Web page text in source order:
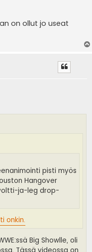
on ollut jo useat
pisti myös
Hangover
ja-leg drop-
onkin.
Big Showlle, oli